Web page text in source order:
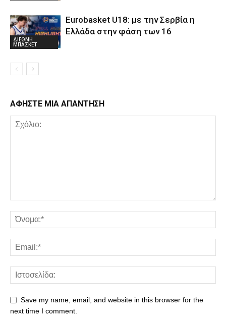
ΔΙΕΘΝΗ
ΜΠΑΣΚΕΤ
Eurobasket U18: με την Σερβία η
Ελλάδα στην φάση των 16
ΑΦΗΣΤΕ ΜΙΑ ΑΠΑΝΤΗΣΗ
Save my name, email, and website in this browser for the
next time I comment.